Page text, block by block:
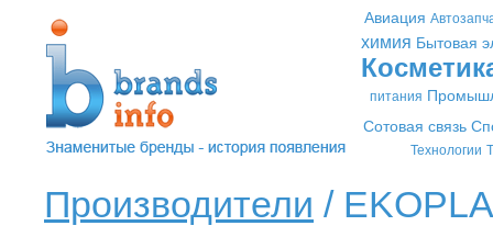
Авиация
химия Бытовая
питания
Сотовая связь
Технологии
Производители /